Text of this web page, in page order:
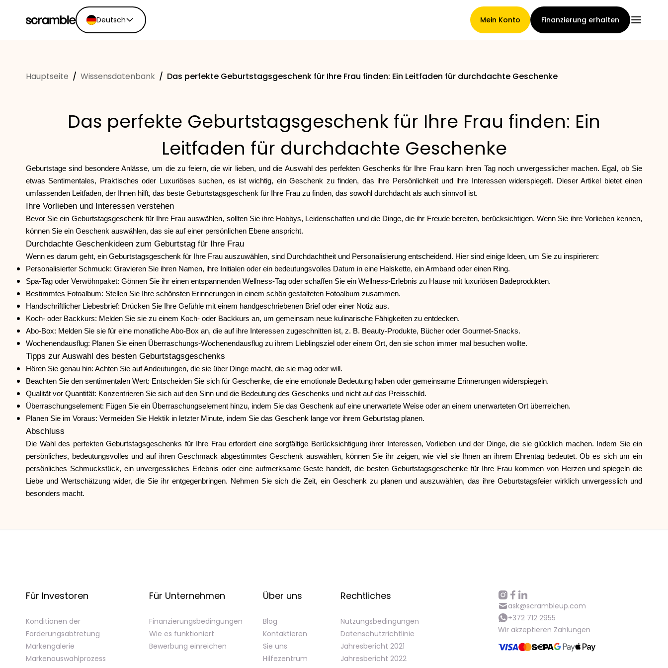
Deutsch
Español
Deutsch
Mein Konto Finanzierung erhalten
Forderungsabtretung
Markengalerie
Rechner
Rundenverlauf
Blog
Hilfe
Hauptseite / Wissensdatenbank / Das perfekte Geburtstagsgeschenk für Ihre Frau finden: Ein Leitfaden für durchdachte Geschenke
Das perfekte Geburtstagsgeschenk für Ihre Frau finden: Ein
Leitfaden für durchdachte Geschenke
Geburtstage sind besondere Anlässe, um die zu feiern, die wir lieben, und die Auswahl des perfekten Geschenks für Ihre Frau kann ihren Tag noch unvergesslicher machen. Egal, ob Sie
etwas Sentimentales, Praktisches oder Luxuriöses suchen, es ist wichtig, ein Geschenk zu finden, das ihre Persönlichkeit und ihre Interessen widerspiegelt. Dieser Artikel bietet einen
umfassenden Leitfaden, der Ihnen hilft, das beste Geburtstagsgeschenk für Ihre Frau zu finden, das sowohl durchdacht als auch sinnvoll ist.
Ihre Vorlieben und Interessen verstehen
Bevor Sie ein Geburtstagsgeschenk für Ihre Frau auswählen, sollten Sie ihre Hobbys, Leidenschaften und die Dinge, die ihr Freude bereiten, berücksichtigen. Wenn Sie ihre Vorlieben kennen,
können Sie ein Geschenk auswählen, das sie auf einer persönlichen Ebene anspricht.
Durchdachte Geschenkideen zum Geburtstag für Ihre Frau
Wenn es darum geht, ein Geburtstagsgeschenk für Ihre Frau auszuwählen, sind Durchdachtheit und Personalisierung entscheidend. Hier sind einige Ideen, um Sie zu inspirieren:
Personalisierter Schmuck: Gravieren Sie ihren Namen, ihre Initialen oder ein bedeutungsvolles Datum in eine Halskette, ein Armband oder einen Ring.
Spa-Tag oder Verwöhnpaket: Gönnen Sie ihr einen entspannenden Wellness-Tag oder schaffen Sie ein Wellness-Erlebnis zu Hause mit luxuriösen Badeprodukten.
Bestimmtes Fotoalbum: Stellen Sie Ihre schönsten Erinnerungen in einem schön gestalteten Fotoalbum zusammen.
Handschriftlicher Liebesbrief: Drücken Sie Ihre Gefühle mit einem handgeschriebenen Brief oder einer Notiz aus.
Koch- oder Backkurs: Melden Sie sie zu einem Koch- oder Backkurs an, um gemeinsam neue kulinarische Fähigkeiten zu entdecken.
Abo-Box: Melden Sie sie für eine monatliche Abo-Box an, die auf ihre Interessen zugeschnitten ist, z. B. Beauty-Produkte, Bücher oder Gourmet-Snacks.
Wochenendausflug: Planen Sie einen Überraschungs-Wochenendausflug zu ihrem Lieblingsziel oder einem Ort, den sie schon immer mal besuchen wollte.
Tipps zur Auswahl des besten Geburtstagsgeschenks
Hören Sie genau hin: Achten Sie auf Andeutungen, die sie über Dinge macht, die sie mag oder will.
Beachten Sie den sentimentalen Wert: Entscheiden Sie sich für Geschenke, die eine emotionale Bedeutung haben oder gemeinsame Erinnerungen widerspiegeln.
Qualität vor Quantität: Konzentrieren Sie sich auf den Sinn und die Bedeutung des Geschenks und nicht auf das Preisschild.
Überraschungselement: Fügen Sie ein Überraschungselement hinzu, indem Sie das Geschenk auf eine unerwartete Weise oder an einem unerwarteten Ort überreichen.
Planen Sie im Voraus: Vermeiden Sie Hektik in letzter Minute, indem Sie das Geschenk lange vor ihrem Geburtstag planen.
Abschluss
Die Wahl des perfekten Geburtstagsgeschenks für Ihre Frau erfordert eine sorgfältige Berücksichtigung ihrer Interessen, Vorlieben und der Dinge, die sie glücklich machen. Indem Sie ein
persönliches, bedeutungsvolles und auf ihren Geschmack abgestimmtes Geschenk auswählen, können Sie ihr zeigen, wie viel sie Ihnen an ihrem Ehrentag bedeutet. Ob es sich um ein
persönliches Schmuckstück, ein unvergessliches Erlebnis oder eine aufmerksame Geste handelt, die besten Geburtstagsgeschenke für Ihre Frau kommen von Herzen und spiegeln die
Liebe und Wertschätzung wider, die Sie ihr entgegenbringen. Nehmen Sie sich die Zeit, ein Geschenk zu planen und auszuwählen, das ihre Geburtstagsfeier wirklich unvergesslich und
besonders macht.
Für Investoren
Konditionen der
Forderungsabtretung
Markengalerie
Markenauswahlprozess
Für Unternehmen
Finanzierungsbedingungen
Wie es funktioniert
Bewerbung einreichen
Über uns
Blog
Kontaktieren
Sie uns
Hilfezentrum
Rechtliches
Nutzungsbedingungen
Datenschutzrichtlinie
Jahresbericht 2021
Jahresbericht 2022
ask@scrambleup.com
+372 712 2955
Wir akzeptieren Zahlungen